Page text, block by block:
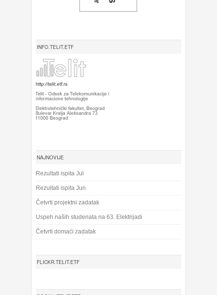
INFO.TELIT.ETF
NAJNOVIJE
Rezultati ispita Jul
Rezultati ispita Jun
Četvrti projektni zadatak
Uspeh naših studenata na 63. Elektrijadi
Četvrti domaći zadatak
FLICKR.TELIT.ETF